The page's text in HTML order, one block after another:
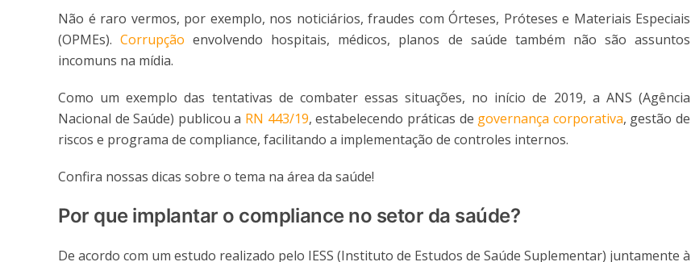
Não é raro vermos, por exemplo, nos noticiários, fraudes com Órteses, Próteses e Materiais Especiais
(OPMEs).Corrupção envolvendo hospitais, médicos, planos de saúde também não são assuntos
incomuns na mídia.
Como um exemplo das tentativas de combater essas situações, no início de 2019, a ANS (Agência
Nacional de Saúde) publicou a RN 443/19, estabelecendo práticas de governança corporativa, gestão de
riscos e programa de compliance, facilitando a implementação de controles internos.
Confira nossas dicas sobre o tema na área da saúde!
Por que implantar o compliance no setor da saúde?
De acordo com um estudo realizado pelo IESS (Instituto de Estudos de Saúde Suplementar) juntamente à